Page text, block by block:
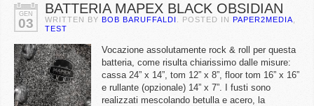
GEN
03
BATTERIA MAPEX BLACK OBSIDIAN
WRITTEN BY BOB BARUFFALDI . POSTED IN PAPER2MEDIA
TEST
Vocazione assolutamente rock & roll per questa
batteria, come risulta chiarissimo dalle misure:
cassa 24” x 14”, tom 12” x 8”, floor tom 16” x 16”
e rullante (opzionale) 14” x 7”. I fusti sono
realizzati mescolando betulla e acero, la